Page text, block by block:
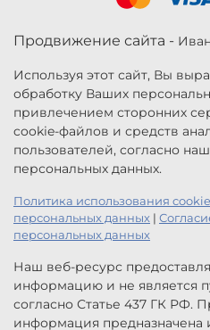
Продвижение сайта -
Используя этот сайт, Вы
обработку Ваших
привлечением сторонних
cookie-файлов и средств
пользователей, согласно
персональных данных.
Политика использования cookie
персональных данных |
персональных данных
Наш веб-ресурс
информацию и не является
согласно Статье 437 ГК РФ.
информация предназначена